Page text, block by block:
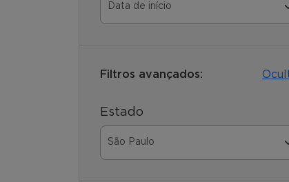
Filtros avançados:
Estado